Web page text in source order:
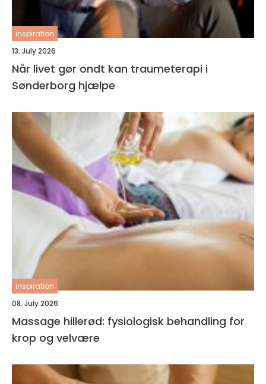
inspiration
13. July 2026
Når livet gør ondt kan traumeterapi i
Sønderborg hjælpe
inspiration
08. July 2026
Massage hillerød: fysiologisk behandling for
krop og velvære